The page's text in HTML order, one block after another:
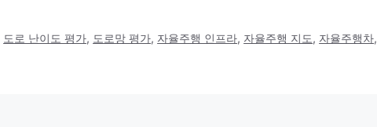
도로 난이도 평가, 도로망 평가, 자율주행 인프라, 자율주행 지도, 자율주행차,